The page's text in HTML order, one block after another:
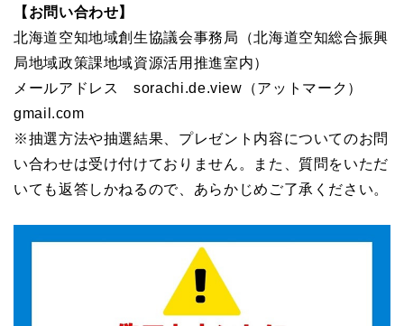
【お問い合わせ】
北海道空知地域創生協議会事務局（北海道空知総合振興
局地域政策課地域資源活用推進室内）
メールアドレス sorachi.de.view（アットマーク）
gmail.com
※抽選方法や抽選結果、プレゼント内容についてのお問
い合わせは受け付けておりません。また、質問をいただ
いても返答しかねるので、あらかじめご了承ください。